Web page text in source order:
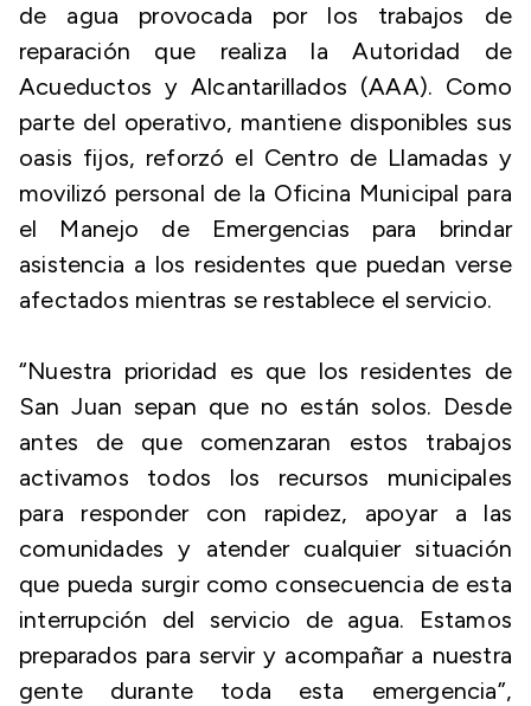
de agua provocada por los trabajos de
reparación que realiza la Autoridad de
Acueductos y Alcantarillados (AAA). Como
parte del operativo, mantiene disponibles sus
oasis fijos, reforzó el Centro de Llamadas y
movilizó personal de la Oficina Municipal para
el Manejo de Emergencias para brindar
asistencia a los residentes que puedan verse
afectados mientras se restablece el servicio.
“Nuestra prioridad es que los residentes de
San Juan sepan que no están solos. Desde
antes de que comenzaran estos trabajos
activamos todos los recursos municipales
para responder con rapidez, apoyar a las
comunidades y atender cualquier situación
que pueda surgir como consecuencia de esta
interrupción del servicio de agua. Estamos
preparados para servir y acompañar a nuestra
gente durante toda esta emergencia”,